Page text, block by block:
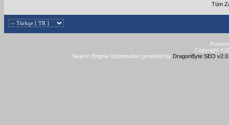
Tüm
Copyright
Search Engine Optimisation provided by DragonByte SEO